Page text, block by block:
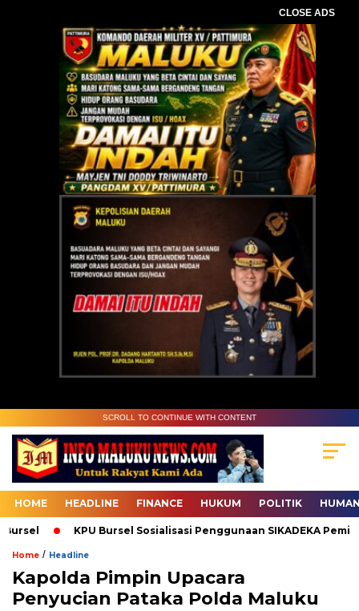
CLOSE ADS
SCROLL TO CONTINUE WITH CONTENT
HOME HEADLINE FINANCE HUKUM POLITIK
KPU Bursel Sosialisasi Penggunaan SIKADEKA Pemilu
Home / Headline
Kapolda Pimpin Upacara
Penyucian Pataka Polda Maluku